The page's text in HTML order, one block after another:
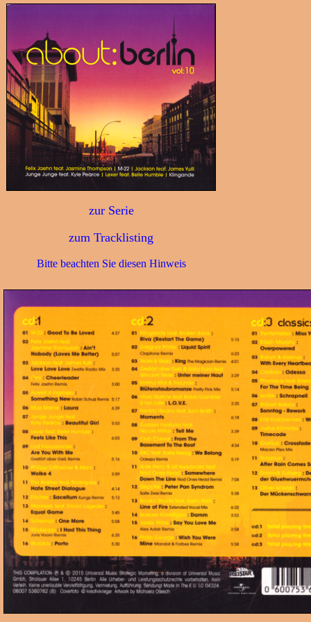
zur Serie
zum Tracklisting
Bitte beachten Sie diesen Hinweis